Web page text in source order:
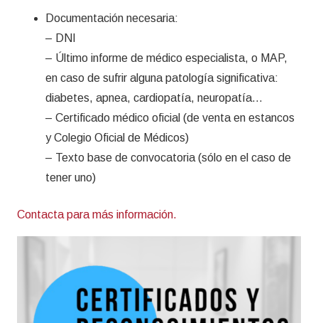
Documentación necesaria:
– DNI
– Último informe de médico especialista, o MAP,
en caso de sufrir alguna patología significativa:
diabetes, apnea, cardiopatía, neuropatía…
– Certificado médico oficial (de venta en estancos
y Colegio Oficial de Médicos)
– Texto base de convocatoria (sólo en el caso de
tener uno)
Contacta para más información.